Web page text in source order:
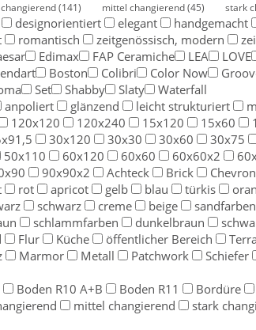
(141) mittel changierend(45) stark
designorientiert elegant handgemacht
romantisch zeitgenössisch, modern
Edimax FAP Ceramiche LEA LOVE
Boston Colibri Color Now
Set Shabby Slaty
Waterfall
anpoliert glänzend leicht strukturiert
120x120 120x240 15x120 15x60
30x120 30x30 30x60 30x75
50x110 60x120 60x60 60x60x2
90x90x2 Achteck Brick Chevron
rot apricot gelb blau türkis
schwarz creme beige sandfarben
schlammfarben dunkelbraun
Flur Küche öffentlicher Bereich
Marmor Metall Patchwork Schiefer
Boden R10 A+B Boden R11 Bordüre
mittel changierend stark